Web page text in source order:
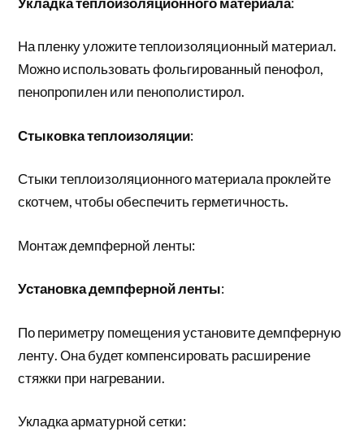
На пленку уложите теплоизоляционный материал.
Можно использовать фольгированный пенофол,
пенопропилен или пенополистирол.
Стыковка теплоизоляции:
Стыки теплоизоляционного материала проклейте
скотчем, чтобы обеспечить герметичность.
Монтаж демпферной ленты:
Установка демпферной ленты:
По периметру помещения установите демпферную
ленту. Она будет компенсировать расширение
стяжки при нагревании.
Укладка арматурной сетки: